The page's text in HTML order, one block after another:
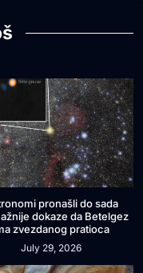
pronašli do sada
dokaze da Betelgez
zvezdanog pratioca
July 29, 2026